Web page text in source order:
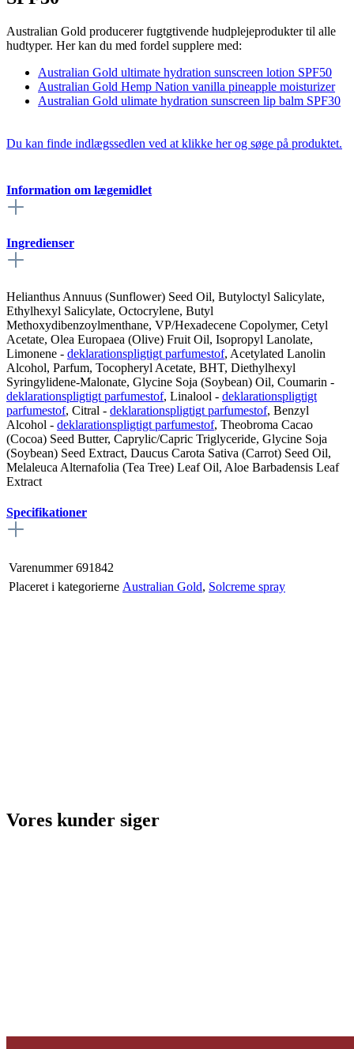
Australian Gold producerer fugtgtivende hudplejeprodukter til alle
hudtyper. Her kan du med fordel supplere med:
Australian Gold ultimate hydration sunscreen lotion SPF50
Australian Gold Hemp Nation vanilla pineapple moisturizer
Australian Gold ulimate hydration sunscreen lip balm SPF30
Du kan finde indlægssedlen ved at klikke her og søge på produktet.
Information om lægemidlet
Ingredienser
Helianthus Annuus (Sunflower) Seed Oil, Butyloctyl Salicylate,
Ethylhexyl Salicylate, Octocrylene, Butyl
Methoxydibenzoylmenthane, VP/Hexadecene Copolymer, Cetyl
Acetate, Olea Europaea (Olive) Fruit Oil, Isopropyl Lanolate,
Limonene - deklarationspligtigt parfumestof, Acetylated Lanolin
Alcohol, Parfum, Tocopheryl Acetate, BHT, Diethylhexyl
Syringylidene-Malonate, Glycine Soja (Soybean) Oil, Coumarin -
deklarationspligtigt parfumestof, Linalool - deklarationspligtigt
parfumestof, Citral - deklarationspligtigt parfumestof, Benzyl
Alcohol - deklarationspligtigt parfumestof, Theobroma Cacao
(Cocoa) Seed Butter, Caprylic/Capric Triglyceride, Glycine Soja
(Soybean) Seed Extract, Daucus Carota Sativa (Carrot) Seed Oil,
Melaleuca Alternafolia (Tea Tree) Leaf Oil, Aloe Barbadensis Leaf
Extract
Specifikationer
Varenummer 691842
Placeret i kategorierne Australian Gold, Solcreme spray
Vores kunder siger